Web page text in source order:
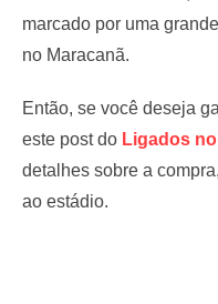
marcado por uma
no Maracanã.
Então, se você deseja
este post do Ligados
detalhes sobre a
ao estádio.